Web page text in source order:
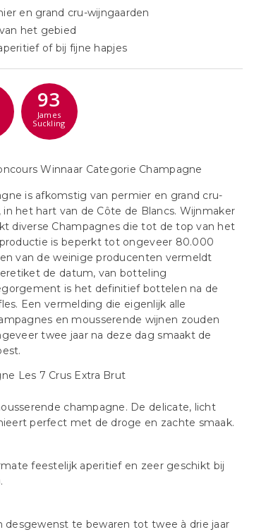
en grand cru-wijngaarden
het gebied
of bij fijne hapjes
93
James
Suckling
is afkomstig van permier en grand cru-
in het hart van de Côte de Blancs. Wijnmaker
diverse Champagnes die tot de top van het
is beperkt tot ongeveer 80.000
van de weinige producenten vermeldt
de datum, van botteling
is het definitief bottelen na de
Een vermelding die eigenlijk alle
en mousserende wijnen zouden
twee jaar na deze dag smaakt de
champagne. De delicate, licht
perfect met de droge en zachte smaak.
feestelijk aperitief en zeer geschikt bij
desgewenst te bewaren tot twee à drie jaar